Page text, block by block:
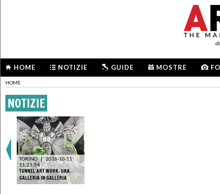
HOME NOTIZIE GUIDE MOSTRE
HOME
NOTIZIE
TORINO | 2016-10-11
11:21:54
TUNNEL ART WORK: UNA
GALLERIA IN GALLERIA